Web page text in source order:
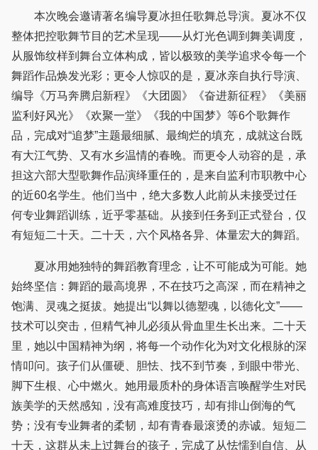
本次晚会邀请著名编导夏冰担任歌舞总导演。夏冰不仅
整体把控歌舞节目的艺术呈现——从灯光色调到舞美调度，
从服饰纹样到舞台立体构成，皆以极致的美学追求令每一个
舞蹈作品焕发光彩；更令人惊叹的是，夏冰亲自执行导演、
编导《万马奔腾启新程》《大团圆》《奋进新征程》《美丽
监利好风光》《欢聚一堂》《我的中国梦》等6个歌舞作
品，完成对“追梦”主题最细腻、最绚烂的填充，成就这台既
有大江气势、又有水乡温情的春晚。而更令人动容的是，承
担这六部大型歌舞作品演绎重任的，是来自监利市职教中心
的近60名学生。他们当中，绝大多数人此前从未接受过任
何专业舞蹈训练，近乎零基础。从接到任务到正式登台，仅
有短短二十天。二十天，六个风格各异、体量宏大的舞蹈。
夏冰用她独特的舞蹈教育理念，让不可能成为可能。她
始终坚信：舞蹈的最高境界，不在技巧之高深，而在精神之
饱满、灵魂之挺拔。她提出“以舞以德塑魂，以德化文”——
技术可以突击，但精气神儿必须从骨血里生长出来。二十天
里，她以中国精神为纲，将每一个动作化为对文化根脉的深
情叩问。孩子们从僵硬、胆怯、找不到节奏，到眼中带光、
脚下生根、心中燃火。她用最质朴的身体语言唤醒学生对民
族美学的天然感知，没有高难度技巧，却有排山倒海的气
势；没有专业舞者的柔韧，却有青春最滚烫的赤诚。短短二
十天，这群从未上过舞台的孩子，完成了从怯懦到自信、从